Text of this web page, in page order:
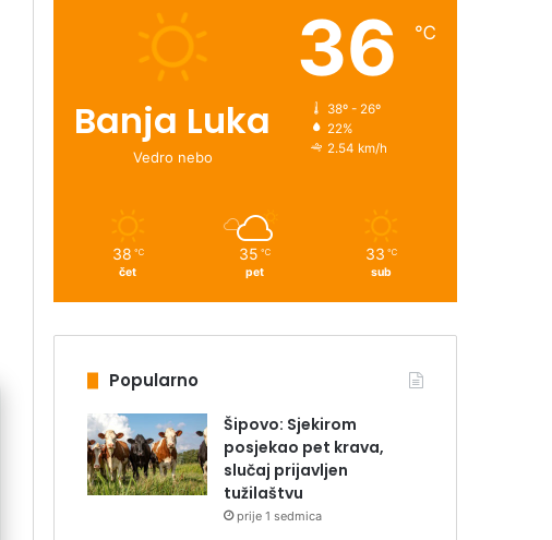
Banja Luka
Vedro nebo
36 ℃
38º - 26º
22%
2.54 km/h
38 ℃
čet
35 ℃
pet
33 ℃
sub
Popularno
Šipovo: Sjekirom
posjekao pet krava,
slučaj prijavljen
tužilaštvu
prije 1 sedmica